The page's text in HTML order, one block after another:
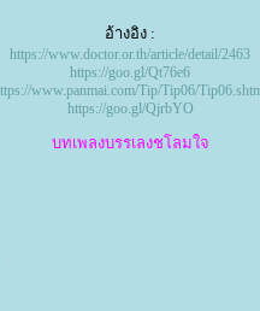
อ้างอิง :
https://www.doctor.or.th/article/detail/2463
https://goo.gl/Qt76e6
www.panmai.com/Tip/Tip06/
https://goo.gl/QjrbYO
บทเพลงบรรเลงชโลมใจ